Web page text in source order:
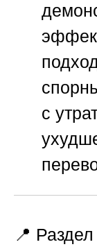
с
📍